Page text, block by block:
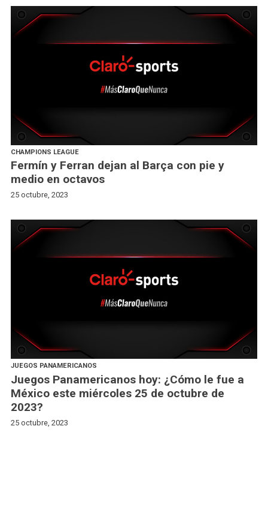
CHAMPIONS LEAGUE
Fermín y Ferran dejan al Barça con pie y
medio en octavos
25 octubre, 2023
JUEGOS PANAMERICANOS
Juegos Panamericanos hoy: ¿Cómo le fue a
México este miércoles 25 de octubre de
2023?
25 octubre, 2023